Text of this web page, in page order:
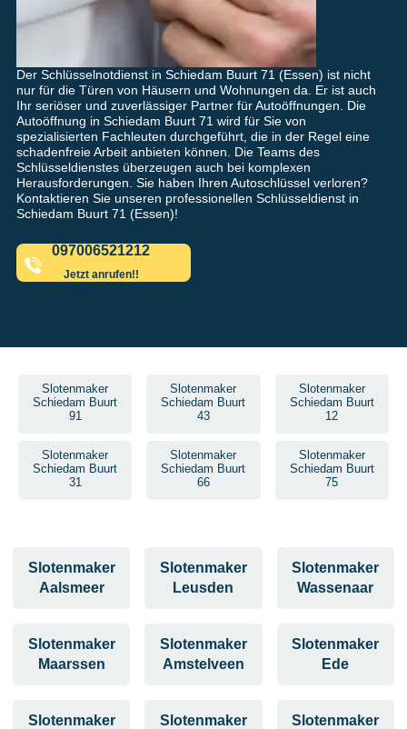
Der Schlüsselnotdienst in Schiedam Buurt 71 (Essen) ist nicht
nur für die Türen von Häusern und Wohnungen da. Er ist auch
Ihr seriöser und zuverlässiger Partner für Autoöffnungen. Die
Autoöffnung in Schiedam Buurt 71 wird für Sie von
spezialisierten Fachleuten durchgeführt, die in der Regel eine
schadenfreie Arbeit anbieten können. Die Teams des
Schlüsseldienstes überzeugen auch bei komplexen
Herausforderungen. Sie haben Ihren Autoschlüssel verloren?
Kontaktieren Sie unseren professionellen Schlüsseldienst in
Schiedam Buurt 71 (Essen)!
097006521212
Jetzt anrufen!!
Slotenmaker
Schiedam Buurt
91
Slotenmaker
Schiedam Buurt
43
Slotenmaker
Schiedam Buurt
12
Slotenmaker
Schiedam Buurt
31
Slotenmaker
Schiedam Buurt
66
Slotenmaker
Schiedam Buurt
75
Slotenmaker
Aalsmeer
Slotenmaker
Leusden
Slotenmaker
Wassenaar
Slotenmaker
Maarssen
Slotenmaker
Amstelveen
Slotenmaker
Ede
Slotenmaker
Slotenmaker
Slotenmaker